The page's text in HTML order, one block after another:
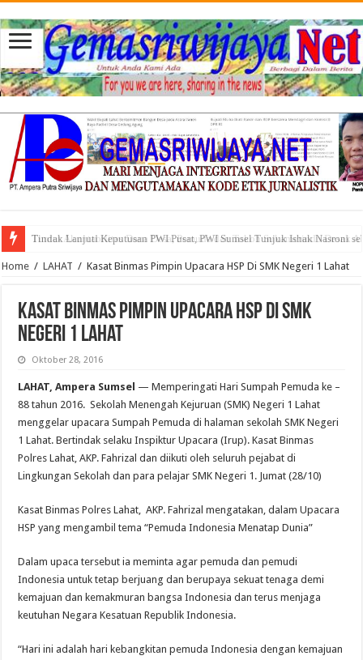
Tindak Lanjuti Keputusan PWI Pusat, PWI Sumsel Tunjuk Ishak Nasroni
Tuntut Akuntabilitas Dana Desa, Pemuda dan Tokoh Sukamerindu Desak
Home / LAHAT / Kasat Binmas Pimpin Upacara HSP Di SMK Negeri 1 Lahat
Kasat Binmas Pimpin Upacara HSP Di SMK
Negeri 1 Lahat
Oktober 28, 2016
LAHAT, Ampera Sumsel — Memperingati Hari Sumpah Pemuda ke –
88 tahun 2016. Sekolah Menengah Kejuruan (SMK) Negeri 1 Lahat
menggelar upacara Sumpah Pemuda di halaman sekolah SMK Negeri
1 Lahat. Bertindak selaku Inspiktur Upacara (Irup). Kasat Binmas
Polres Lahat, AKP. Fahrizal dan diikuti oleh seluruh pejabat di
Lingkungan Sekolah dan para pelajar SMK Negeri 1. Jumat (28/10)
Kasat Binmas Polres Lahat, AKP. Fahrizal mengatakan, dalam Upacara
HSP yang mengambil tema “Pemuda Indonesia Menatap Dunia”
Dalam upaca tersebut ia meminta agar pemuda dan pemudi
Indonesia untuk tetap berjuang dan berupaya sekuat tenaga demi
kemajuan dan kemakmuran bangsa Indonesia dan terus menjaga
keutuhan Negara Kesatuan Republik Indonesia.
“Hari ini adalah hari kebangkitan pemuda Indonesia dengan kemajuan